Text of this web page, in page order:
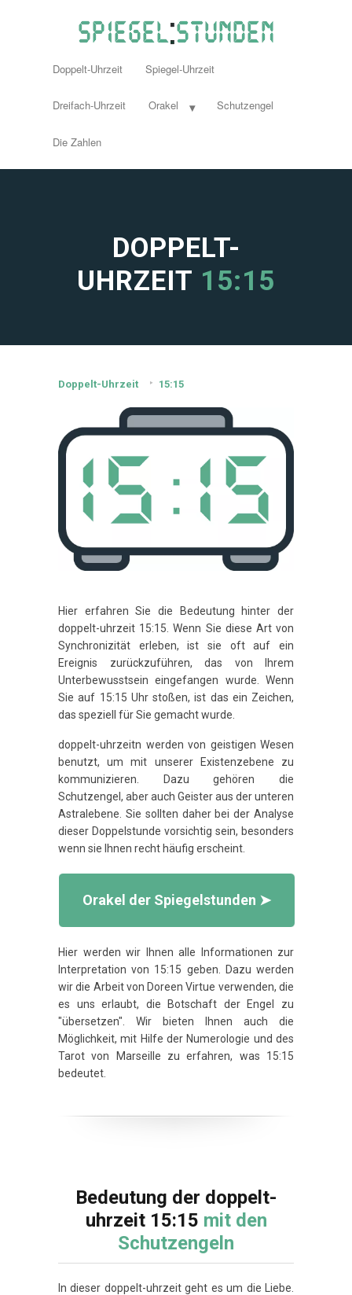
Doppelt-Uhrzeit Spiegel-Uhrzeit
Dreifach-Uhrzeit Orakel Schutzengel
Die Zahlen
DOPPELT-
UHRZEIT 15:15
Doppelt-Uhrzeit 15:15
Hier erfahren Sie die Bedeutung hinter der
doppelt-uhrzeit 15:15. Wenn Sie diese Art von
Synchronizität erleben, ist sie oft auf ein
Ereignis zurückzuführen, das von Ihrem
Unterbewusstsein eingefangen wurde. Wenn
Sie auf 15:15 Uhr stoßen, ist das ein Zeichen,
das speziell für Sie gemacht wurde.
doppelt-uhrzeitn werden von geistigen Wesen
benutzt, um mit unserer Existenzebene zu
kommunizieren. Dazu gehören die
Schutzengel, aber auch Geister aus der unteren
Astralebene. Sie sollten daher bei der Analyse
dieser Doppelstunde vorsichtig sein, besonders
wenn sie Ihnen recht häufig erscheint.
Orakel der Spiegelstunden ➤
Hier werden wir Ihnen alle Informationen zur
Interpretation von 15:15 geben. Dazu werden
wir die Arbeit von Doreen Virtue verwenden, die
es uns erlaubt, die Botschaft der Engel zu
"übersetzen". Wir bieten Ihnen auch die
Möglichkeit, mit Hilfe der Numerologie und des
Tarot von Marseille zu erfahren, was 15:15
bedeutet.
Bedeutung der doppelt-
uhrzeit 15:15 mit den
Schutzengeln
In dieser doppelt-uhrzeit geht es um die Liebe.